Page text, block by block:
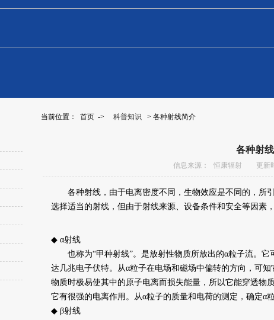
当前位置： 首页 -> 科普知识 > 各种射线简介
各种射
信息来源： 恒康辐射 更新
各种射线，由于电离密度不同，生物效应是不同的，所
选择适当的射线，但由于射线来源、设备条件和安全等因素
◆ α射线
也称为“甲种射线”。是放射性物质所放出的α粒子流。它
达几兆电子伏特。从α粒子在电场和磁场中偏转的方向，可
物质时极易使其中的原子电离而损失能量，所以它能穿透物
它有很强的电离作用。从α粒子的质量和电荷的测定，确定α
◆ β射线